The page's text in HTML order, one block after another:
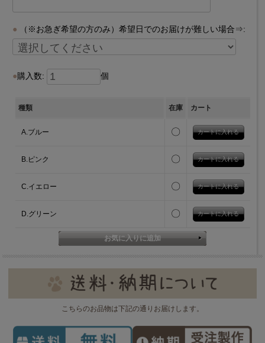
（※お急ぎ希望の方のみ）希望日でのお届けが難しい場合⇒:
購入数: 個
種類 在庫 カート
A.ブルー 〇
B.ピンク 〇
C.イエロー 〇
D.グリーン 〇
こちらのお品物は下記の通りお届けします。